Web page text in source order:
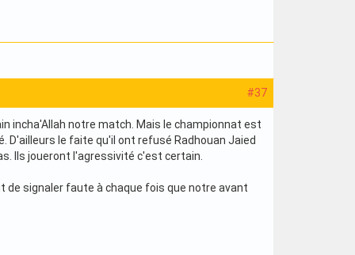
#37
incha'Allah notre match. Mais le championnat est
D'ailleurs le faite qu'il ont refusé Radhouan Jaied
Ils joueront l'agressivité c'est certain.
signaler faute à chaque fois que notre avant